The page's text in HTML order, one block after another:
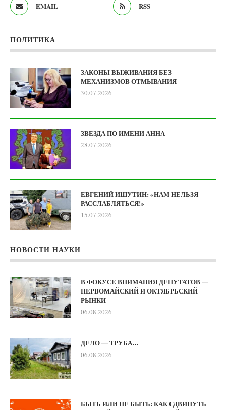
EMAIL RSS
ПОЛИТИКА
ЗАКОНЫ ВЫЖИВАНИЯ БЕЗ
МЕХАНИЗМОВ ОТМЫВАНИЯ
30.07.2026
ЗВЕЗДА ПО ИМЕНИ АННА
28.07.2026
ЕВГЕНИЙ ИШУТИН: «НАМ НЕЛЬЗЯ
РАССЛАБЛЯТЬСЯ!»
15.07.2026
НОВОСТИ НАУКИ
В ФОКУСЕ ВНИМАНИЯ ДЕПУТАТОВ —
ПЕРВОМАЙСКИЙ И ОКТЯБРЬСКИЙ
РЫНКИ
06.08.2026
ДЕЛО — ТРУБА…
06.08.2026
БЫТЬ ИЛИ НЕ БЫТЬ: КАК СДВИНУТЬ